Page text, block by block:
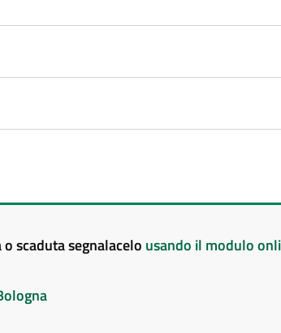
scaduta segnalacelo usando il modulo